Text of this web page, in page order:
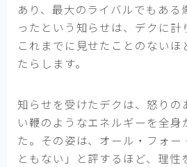
あり、最大のライバルでもある
ったという知らせは、デクに計
これまでに見せたことのないほ
たらします。
知らせを受けたデクは、怒りの
い鞭のようなエネルギーを全身
た。その姿は、オール・フォー
ともない」と評するほど、理性